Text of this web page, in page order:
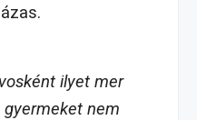
ilyet mer
nem